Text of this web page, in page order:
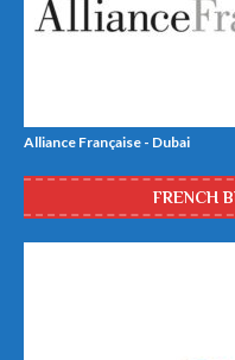
Alliance Française - Dubai
FRENCH